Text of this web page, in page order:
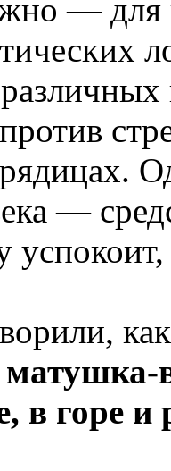
— для
—
матушка-
в горе и